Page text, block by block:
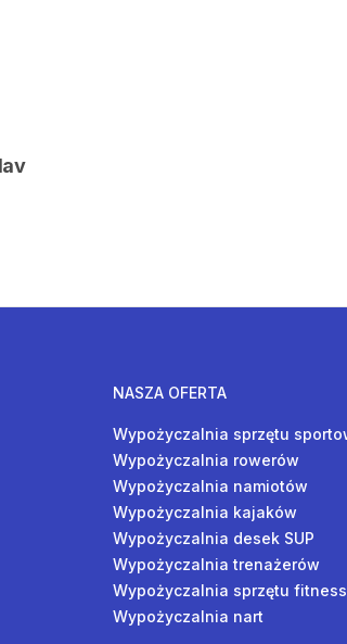
NASZA OFERTA
Wypożyczalnia sprzętu
Wypożyczalnia rowerów
Wypożyczalnia namiotów
Wypożyczalnia kajaków
Wypożyczalnia desek SUP
Wypożyczalnia trenażerów
Wypożyczalnia sprzętu fitness
Wypożyczalnia nart